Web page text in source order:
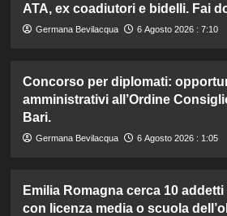
ATA, ex coadiutori e bidelli. Fai
Germana Bevilacqua 6 Agosto 2026 : 7:10
Concorso per diplomati:
amministrativi all’Ordine
Bari.
Germana Bevilacqua 6 Agosto 2026 : 1:05
Emilia Romagna cerca 10 addetti
con licenza media o scuola